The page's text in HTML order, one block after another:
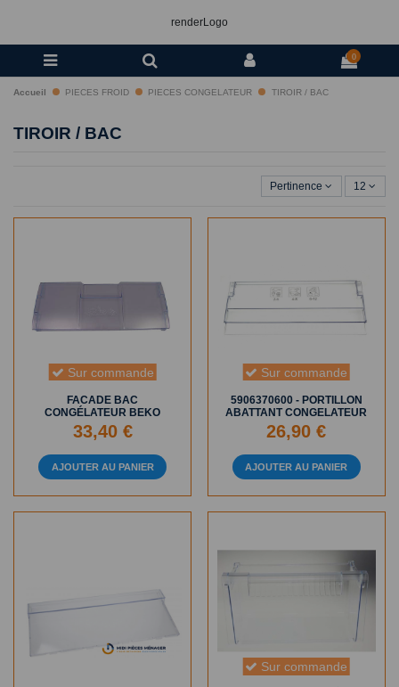
renderLogo
0
Accueil PIECES FROID PIECES CONGELATEUR TIROIR / BAC
TIROIR / BAC
Pertinence 12
Sur commande
FACADE BAC
CONGÉLATEUR BEKO
33,40 €
AJOUTER AU PANIER
Sur commande
5906370600 - PORTILLON
ABATTANT CONGELATEUR
26,90 €
AJOUTER AU PANIER
Sur commande